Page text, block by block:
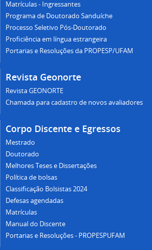
Matrículas - Ingressantes
Programa de Doutorado Sanduíche
Processo Seletivo Pós-Doutorado
Proficiência em língua estrangeira
Portarias e Resoluções da PROPESP/UFAM
Revista Geonorte
Revista GEONORTE
Chamada para cadastro de novos avaliadores
Corpo Discente e Egressos
Mestrado
Doutorado
Melhores Teses e Dissertações
Política de bolsas
Classificação Bolsistas 2024
Defesas agendadas
Matrículas
Manual do Discente
Portarias e Resoluções - PROPESPUFAM